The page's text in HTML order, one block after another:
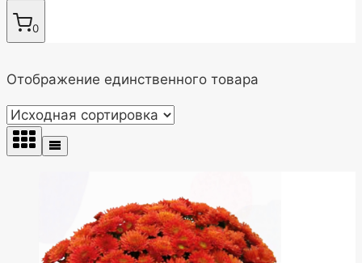
0
Отображение единственного товара